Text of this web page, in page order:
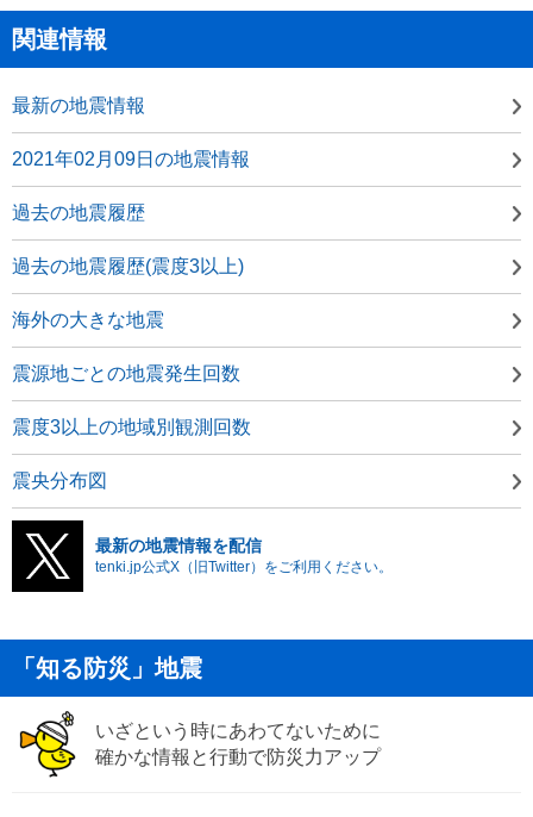
関連情報
最新の地震情報
2021年02月09日の地震情報
過去の地震履歴
過去の地震履歴(震度3以上)
海外の大きな地震
震源地ごとの地震発生回数
震度3以上の地域別観測回数
震央分布図
最新の地震情報を配信
tenki.jp公式X（旧Twitter）をご利用ください。
「知る防災」地震
いざという時にあわてないために
確かな情報と行動で防災力アップ